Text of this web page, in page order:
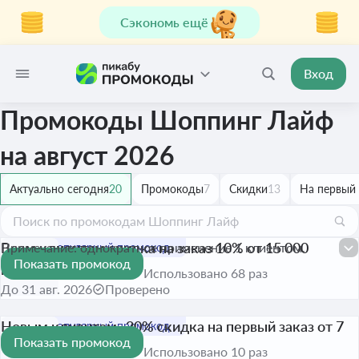
Сэкономь ещё
Вход
Промокоды Шоппинг Лайф
на август 2026
Актуально сегодня20 Промокоды7 Скидки13 На первый
-10%
Всем клиентам скидка на заказ 10% от 15 000
рублей
До 31 авг. 2026 Проверено
Примечание: однократное применение 1 клиентом.
Показать промокод
Использовано 68 раз
-20%
Новым клиентам -20% скидка на первый заказ от 7
999 рублей
Показать промокод
Использовано 10 раз